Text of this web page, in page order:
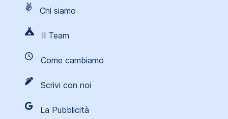
Chi siamo
Il Team
Come cambiamo
Scrivi con noi
La Pubblicità